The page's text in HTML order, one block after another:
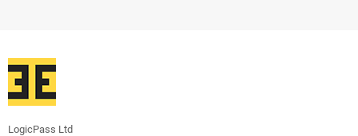
LogicPass Ltd